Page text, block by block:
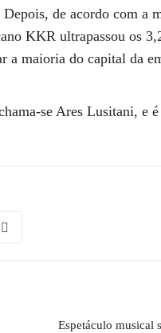
de acordo com a
KKR ultrapassou os
a maioria do capital da
se Ares Lusitani, e
Espetáculo musical